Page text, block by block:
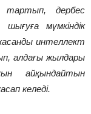
тартып, дербес
мүмкіндік
интеллект
алдағы жылдары
айқындайтын
келеді.